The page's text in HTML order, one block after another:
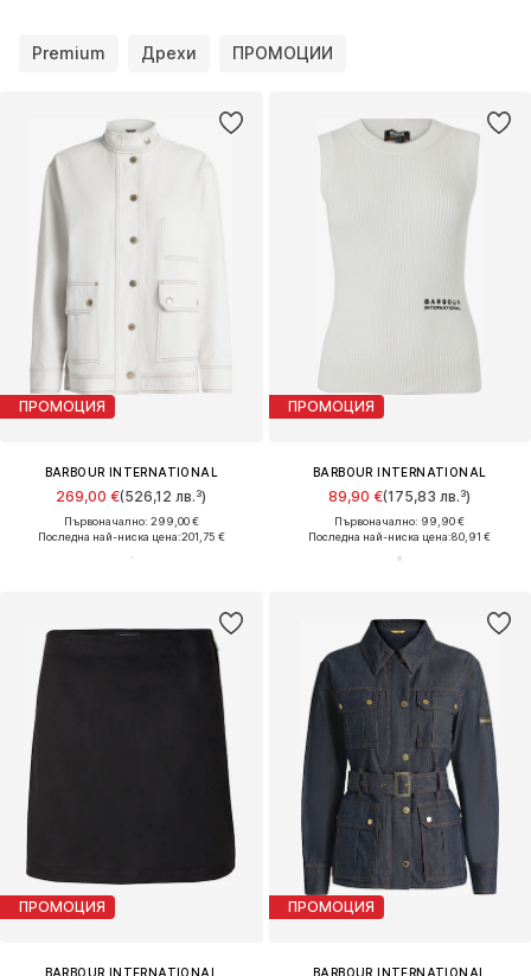
Premium Дрехи ПРОМОЦИИ
ПРОМОЦИЯ
BARBOUR INTERNATIONAL
269,00 €(526,12 лв.³)
Първоначално: 299,00 €
Последна най-ниска цена:201,75 €
ПРОМОЦИЯ
BARBOUR INTERNATIONAL
89,90 €(175,83 лв.³)
Първоначално: 99,90 €
Последна най-ниска цена:80,91 €
ПРОМОЦИЯ
BARBOUR INTERNATIONAL
ПРОМОЦИЯ
BARBOUR INTERNATIONAL